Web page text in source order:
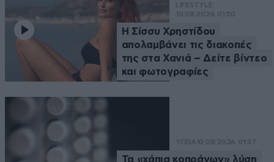
LIFESTYLE
10·08·2026 01:50
Η Σίσσυ Χρηστίδου
απολαμβάνει τις διακοπές
της στα Χανιά – Δείτε βίντεο
και φωτογραφίες
ΥΓΕΙΑ 10·08·2026 01:37
Τα «χάπια κοπράνων» λύση